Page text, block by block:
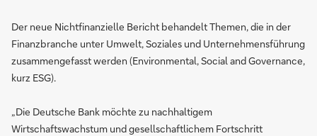
Der neue Nichtfinanzielle Bericht behandelt Themen, die in der
Finanzbranche unter Umwelt, Soziales und Unternehmensführung
zusammengefasst werden (Environmental, Social and Governance,
kurz ESG).
„Die Deutsche Bank möchte zu nachhaltigem
Wirtschaftswachstum und gesellschaftlichem Fortschritt